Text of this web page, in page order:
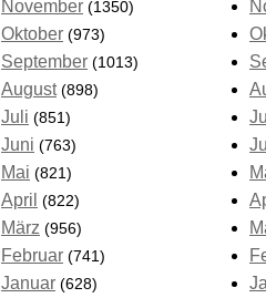
November (1350)
Oktober (973)
September (1013)
August (898)
Juli (851)
Juni (763)
Mai (821)
April (822)
März (956)
Februar (741)
Januar (628)